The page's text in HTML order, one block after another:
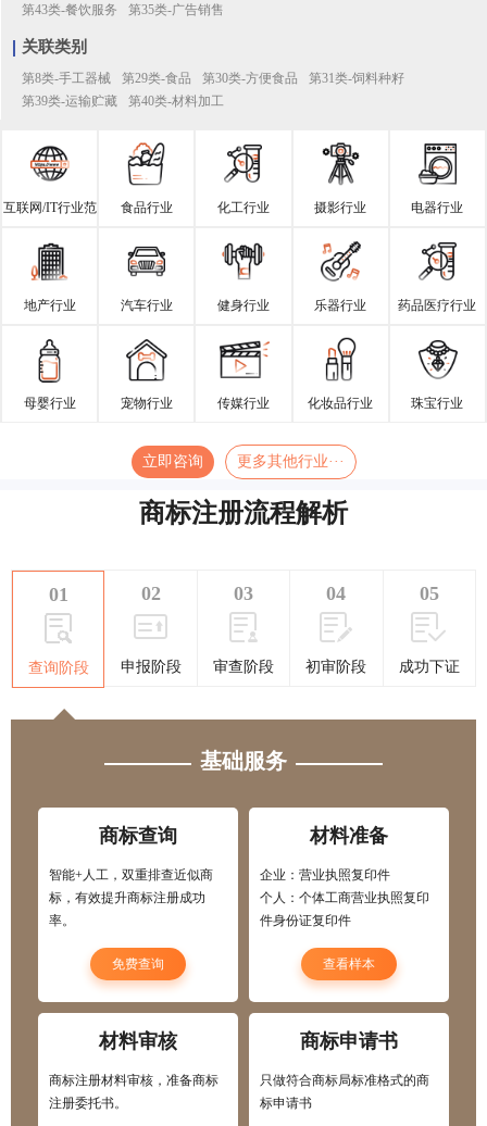
第43类-餐饮服务 第35类-广告销售
关联类别
第8类-手工器械 第29类-食品 第30类-方便食品
第31类-饲料种籽
第39类-运输贮藏
第40类-材料加工
互联网/IT行业范
食品行业 化工行业 摄影行业 电器行业
地产行业 汽车行业 健身行业 乐器行业 药品医疗行业
母婴行业 宠物行业 传媒行业 化妆品行业 珠宝行业
立即咨询 更多其他行业···
商标注册流程解析
01
查询阶段
02
申报阶段
03
审查阶段
04
初审阶段
05
成功下证
基础服务
商标查询
智能+人工，双重排查近似商
标，有效提升商标注册成功
率。
免费查询
材料准备
企业：营业执照复印件
个人：个体工商营业执照复印
件身份证复印件
查看样本
材料审核
商标注册材料审核，准备商标
注册委托书。
商标申请书
只做符合商标局标准格式的商
标申请书